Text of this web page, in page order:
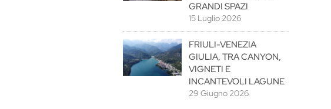
GRANDI SPAZI
15 Luglio 2026
FRIULI-VENEZIA
GIULIA, TRA CANYON,
VIGNETI E
INCANTEVOLI LAGUNE
29 Giugno 2026